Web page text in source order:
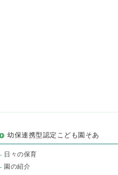
幼保連携型認定こども園そあ
日々の保育
園の紹介